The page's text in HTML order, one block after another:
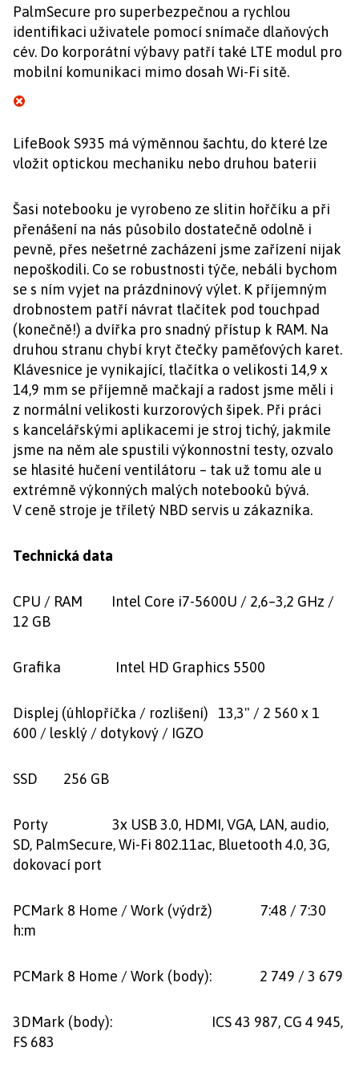
PalmSecure pro superbezpečnou a rychlou
identifikaci uživatele pomocí snímače dlaňových
cév. Do korporátní výbavy patří také LTE modul pro
mobilní komunikaci mimo dosah Wi-Fi sítě.
LifeBook S935 má výměnnou šachtu, do které lze
vložit optickou mechaniku nebo druhou baterii
Šasi notebooku je vyrobeno ze slitin hořčíku a při
přenášení na nás působilo dostatečně odolně i
pevně, přes nešetrné zacházení jsme zařízení nijak
nepoškodili. Co se robustnosti týče, nebáli bychom
se s ním vyjet na prázdninový výlet. K příjemným
drobnostem patří návrat tlačítek pod touchpad
(konečně!) a dvířka pro snadný přístup k RAM. Na
druhou stranu chybí kryt čtečky paměťových karet.
Klávesnice je vynikající, tlačítka o velikosti 14,9 x
14,9 mm se příjemně mačkají a radost jsme měli i
z normální velikosti kurzorových šipek. Při práci
s kancelářskými aplikacemi je stroj tichý, jakmile
jsme na něm ale spustili výkonnostní testy, ozvalo
se hlasité hučení ventilátoru – tak už tomu ale u
extrémně výkonných malých notebooků bývá.
V ceně stroje je tříletý NBD servis u zákazníka.
Technická data
CPU / RAM Intel Core i7-5600U / 2,6–3,2 GHz /
12 GB
Grafika Intel HD Graphics 5500
Displej (úhlopříčka / rozlišení) 13,3" / 2 560 x 1
600 / lesklý / dotykový / IGZO
SSD 256 GB
Porty 3x USB 3.0, HDMI, VGA, LAN, audio,
SD, PalmSecure, Wi-Fi 802.11ac, Bluetooth 4.0, 3G,
dokovací port
PCMark 8 Home / Work (výdrž) 7:48 / 7:30
h:m
PCMark 8 Home / Work (body): 2 749 / 3 679
3DMark (body): ICS 43 987, CG 4 945,
FS 683